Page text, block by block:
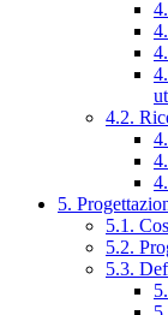
4.2.
5.
5.1.
5.2.
5.3.